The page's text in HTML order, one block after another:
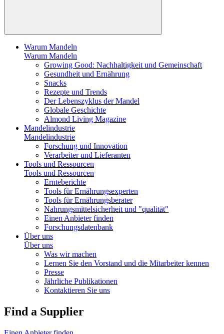
Warum Mandeln
Warum Mandeln
Growing Good: Nachhaltigkeit und Gemeinschaft
Gesundheit und Ernährung
Snacks
Rezepte und Trends
Der Lebenszyklus der Mandel
Globale Geschichte
Almond Living Magazine
Mandelindustrie
Mandelindustrie
Forschung und Innovation
Verarbeiter und Lieferanten
Tools und Ressourcen
Tools und Ressourcen
Ernteberichte
Tools für Ernährungsexperten
Tools für Ernährungsberater
Nahrungsmittelsicherheit und "qualität"
Einen Anbieter finden
Forschungsdatenbank
Über uns
Über uns
Was wir machen
Lernen Sie den Vorstand und die Mitarbeiter kennen
Presse
Jährliche Publikationen
Kontaktieren Sie uns
Find a Supplier